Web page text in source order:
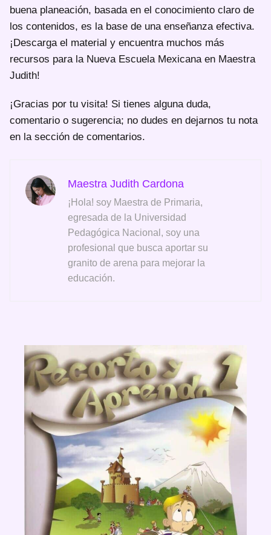
buena planeación, basada en el conocimiento claro de
los contenidos, es la base de una enseñanza efectiva.
¡Descarga el material y encuentra muchos más
recursos para la Nueva Escuela Mexicana en Maestra
Judith!
¡Gracias por tu visita! Si tienes alguna duda,
comentario o sugerencia; no dudes en dejarnos tu nota
en la sección de comentarios.
Maestra Judith Cardona
¡Hola! soy Maestra de Primaria,
egresada de la Universidad
Pedagógica Nacional, soy una
profesional que busca aportar su
granito de arena para mejorar la
educación.